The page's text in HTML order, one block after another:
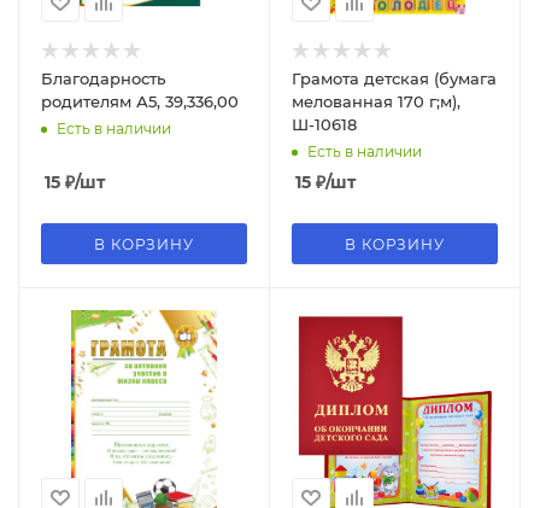
Благодарность
родителям А5, 39,336,00
Есть в наличии
15 ₽/шт
В КОРЗИНУ
Грамота детская (бумага
мелованная 170 г;м),
Ш-10618
Есть в наличии
15 ₽/шт
В КОРЗИНУ